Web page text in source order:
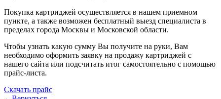
Покупка картриджей осуществляется в нашем приемном
пункте, а также возможен бесплатный выезд специалиста в
пределах города Москвы и Московской области.
Чтобы узнать какую сумму Вы получите на руки, Вам
необходимо оформить заявку на продажу картриджей с
нашего сайта или подсчитать итог самостоятельно с помощью
прайс-листа.
Скачать прайс